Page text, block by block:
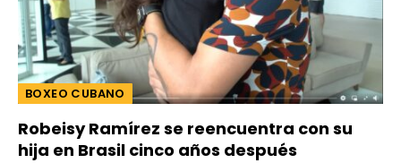
BOXEO CUBANO
Robeisy Ramírez se reencuentra con su
hija en Brasil cinco años después